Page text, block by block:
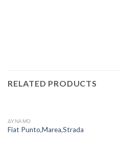
RELATED PRODUCTS
ΔΥΝΑΜΟ
Fiat Punto,Marea,Strada